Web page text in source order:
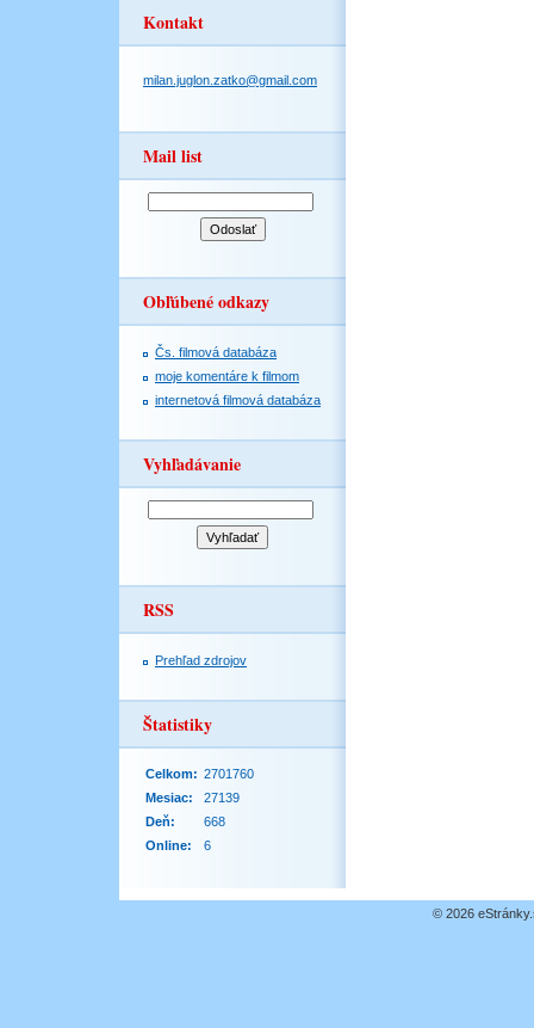
Kontakt
milan.juglon.zatko@gmail.com
Mail list
Obľúbené odkazy
Čs. filmová databáza
moje komentáre k filmom
internetová filmová databáza
Vyhľadávanie
RSS
Prehľad zdrojov
Štatistiky
Online: 6
Celkom: 2701760
Mesiac:
27139
Deň:
668
© 2026